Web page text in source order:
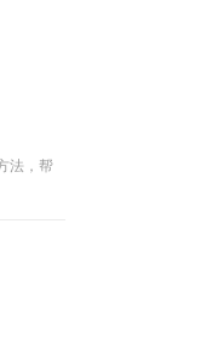
制作
教学
大学
教学
体，构
于手
人才
法，帮